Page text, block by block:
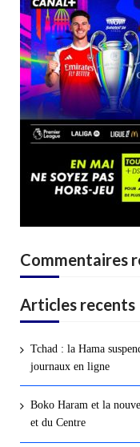
Commentaires
Articles recents
Tchad : la Hama
journaux en ligne
Boko Haram et la
et du Centre